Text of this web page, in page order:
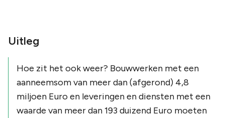
Uitleg
Hoe zit het ook weer? Bouwwerken met een
aanneemsom van meer dan (afgerond) 4,8
miljoen Euro en leveringen en diensten met een
waarde van meer dan 193 duizend Euro moeten